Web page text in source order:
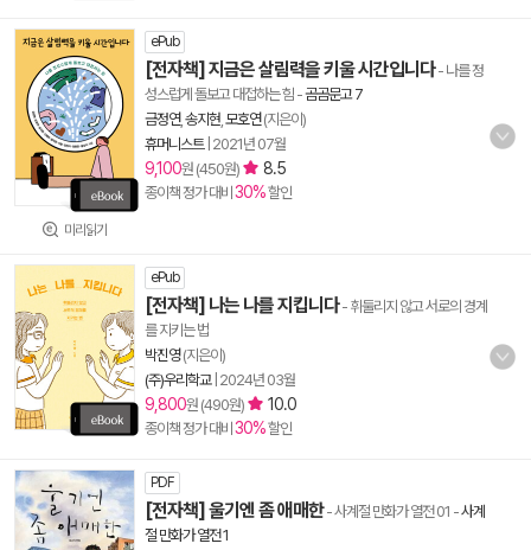
미리읽기
ePub
[전자책] 지금은 살림력을 키울 시간입니다- 나를 정
성스럽게 돌보고 대접하는 힘 -곰곰문고 7
금정연, 송지현 모호연(지은이)
휴머니스트| 2021년 07월
9,100원 (450원) 8.5
종이책 정가 대비 30%할인
ePub
[전자책] 나는 나를 지킵니다- 휘둘리지 않고 서로의 경계
를 지키는 법
박진영(지은이)
(주)우리학교| 2024년 03월
9,800원 (490원) 10.0
종이책 정가 대비 30%할인
PDF
[전자책] 울기엔 좀 애매한- 사계절 만화가 열전 01 -사계
절 만화가 열전 1